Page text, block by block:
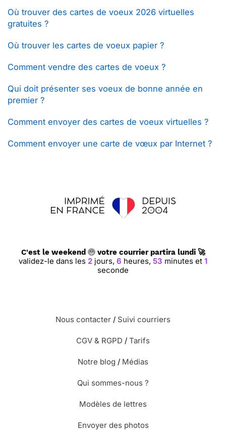
Où trouver des cartes de voeux 2026 virtuelles
gratuites ?
Où trouver les cartes de voeux papier ?
Comment vendre des cartes de voeux ?
Qui doit présenter ses voeux de bonne année en
premier ?
Comment envoyer des cartes de voeux virtuelles ?
Comment envoyer une carte de vœux par Internet ?
C'est le weekend votre courrier partira lundi 🚀
validez-le dans les 2jours, 6heures, 53minutes et 0
secondes
Nous contacter / Suivi courriers
CGV & RGPD / Tarifs
Notre blog / Médias
Qui sommes-nous ?
Modèles de lettres
Envoyer des photos